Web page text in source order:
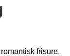
frisure.